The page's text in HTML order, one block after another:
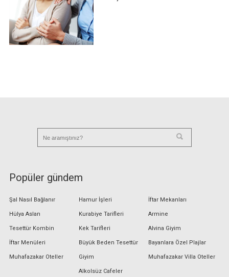
Popüler gündem
Şal Nasıl Bağlanır
Hülya Aslan
Tesettür Kombin
İftar Menüleri
Muhafazakar Oteller
Hamur İşleri
Kurabiye Tarifleri
Kek Tarifleri
Büyük Beden Tesettür
Giyim
Alkolsüz Cafeler
İftar Mekanları
Armine
Alvina Giyim
Bayanlara Özel Plajlar
Muhafazakar Villa Oteller